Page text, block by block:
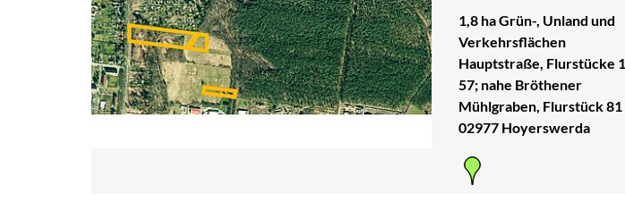
1,8 ha Grün-, Unland und
Verkehrsflächen
Hauptstraße, Flurstücke 1,
57; nahe Bröthener
Mühlgraben, Flurstück 81
02977 Hoyerswerda